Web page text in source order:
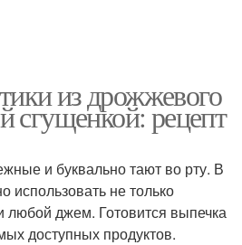
из дрожжевого
сгущенкой: рецепт
и буквально тают во рту. В
использовать не только
любой джем. Готовится выпечка
доступных продуктов.